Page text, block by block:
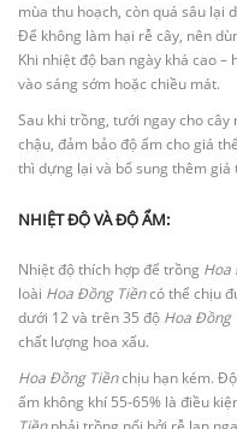
mùa thu hoạch, còn quá sâu lại
Để không làm hại rễ cây, nên
Khi nhiệt độ ban ngày khá cao
vào sáng sớm hoặc chiều mát.
Sau khi trồng, tưới ngay cho
chậu, đảm bảo độ ẩm cho giá
thì dựng lại và bổ sung thêm giá
NHIỆT ĐỘ VÀ ĐỘ ẨM:
Nhiệt độ thích hợp để trồng Hoa
loài Hoa Đồng Tiềncó thể chịu
dưới 12 và trên 35 độ Hoa Đồng
chất lượng hoa xấu.
Hoa Đồng Tiềnchịu hạn kém.
ẩm không khí 55-65% là điều